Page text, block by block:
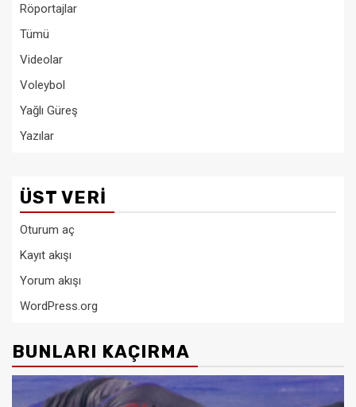
Röportajlar
Tümü
Videolar
Voleybol
Yağlı Güreş
Yazılar
ÜST VERI
Oturum aç
Kayıt akışı
Yorum akışı
WordPress.org
BUNLARI KAÇIRMA